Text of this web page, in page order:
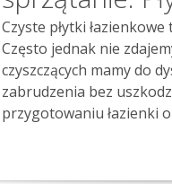
Czyste płytki
Często jednak nie
czyszczących mamy do
zabrudzenia bez
przygotowaniu łazienki